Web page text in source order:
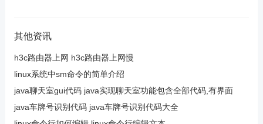
其他资讯
h3c路由器上网 h3c路由器上网慢
linux系统中sm命令的简单介绍
java聊天室gui代码 java实现聊天室功能包含全部代码,有界面
java车牌号识别代码 java车牌号识别代码大全